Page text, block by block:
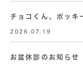
チョコくん、ポッキ
2026.07.19
お盆休診のお知らせ